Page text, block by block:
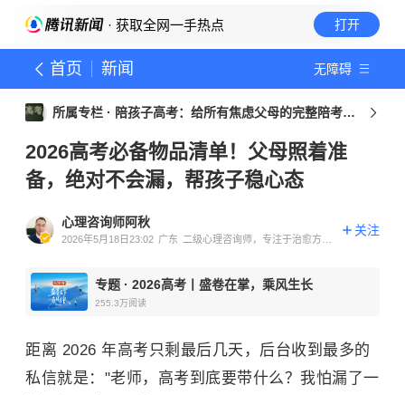
· 获取全网一手热点 打开
首页 新闻 无障碍
所属专栏 · 陪孩子高考：给所有焦虑父母的完整陪考指
2026高考必备物品清单！父母照着准
备，绝对不会漏，帮孩子稳心态
心理咨询师阿秋
2026年5月18日23:02 广东 二级心理咨询师，专注于治愈方法
关注
专题 · 2026高考丨盛卷在掌，乘风生长
255.3万阅读
距离 2026 年高考只剩最后几天，后台收到最多的
私信就是："老师，高考到底要带什么？我怕漏了一